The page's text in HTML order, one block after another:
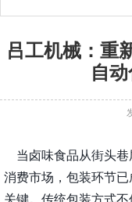
吕工机械：重
自
当卤味食品从街头巷
消费市场，包装环节